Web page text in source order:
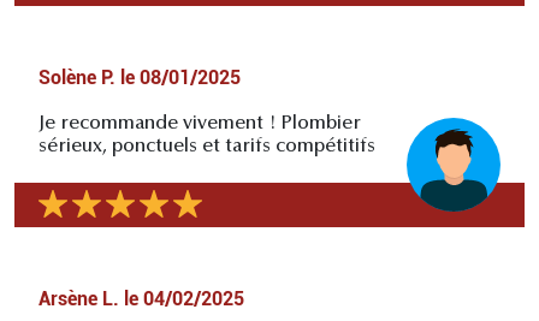
Solène P. le 08/01/2025
Je recommande vivement ! Plombier
sérieux, ponctuels et tarifs compétitifs
Arsène L. le 04/02/2025